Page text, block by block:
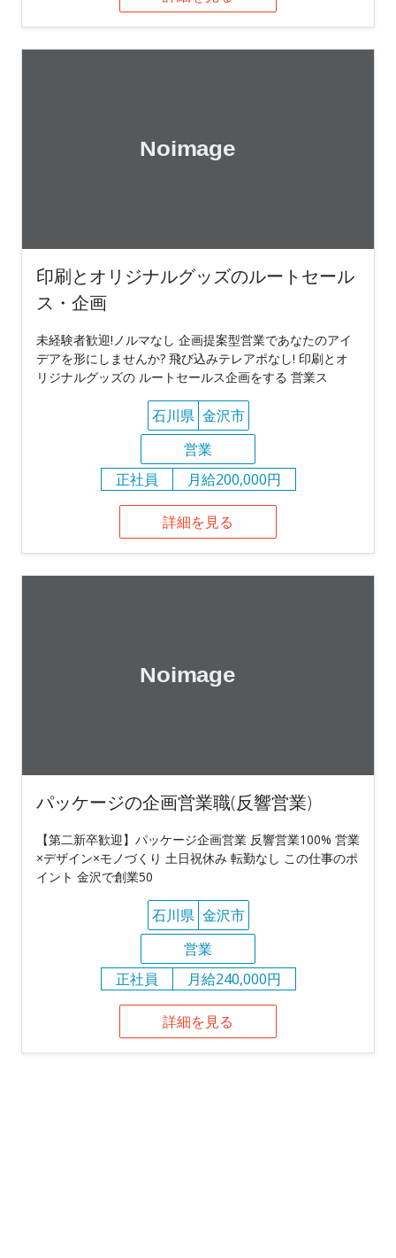
印刷とオリジナルグッズのルートセール
ス・企画
未経験者歓迎!ノルマなし 企画提案型営業であなたのアイ
デアを形にしませんか? 飛び込みテレアポなし! 印刷とオ
リジナルグッズの ルートセールス企画をする 営業ス
石川県 金沢市
営業
正社員
月給200,000円
詳細を見る
パッケージの企画営業職(反響営業)
【第二新卒歓迎】パッケージ企画営業 反響営業100% 営業
×デザイン×モノづくり 土日祝休み 転勤なし この仕事のポ
イント 金沢で創業50
石川県 金沢市
営業
正社員
月給240,000円
詳細を見る